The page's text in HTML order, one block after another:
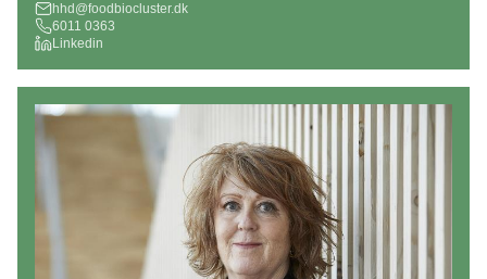
hhd@foodbiocluster.dk
6011 0363
Linkedin